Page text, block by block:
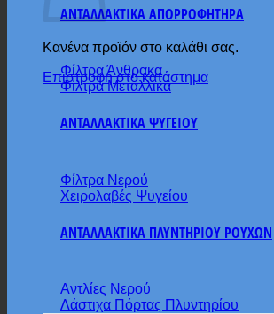
Κανένα προϊόν στο καλάθι σας.
Επιστροφή στο κατάστημα
ΑΝΤΑΛΛΑΚΤΙΚΑ ΑΠΟΡΡΟΦΗΤΗΡΑ
Φίλτρα Άνθρακα
Φίλτρα Μεταλλικά
ΑΝΤΑΛΛΑΚΤΙΚΑ ΨΥΓΕΙΟΥ
Φίλτρα Νερού
Χειρολαβές Ψυγείου
ΑΝΤΑΛΛΑΚΤΙΚΑ ΠΛΥΝΤΗΡΙΟΥ ΡΟΥΧΩΝ
Αντλίες Νερού
Λάστιχα Πόρτας Πλυντηρίου